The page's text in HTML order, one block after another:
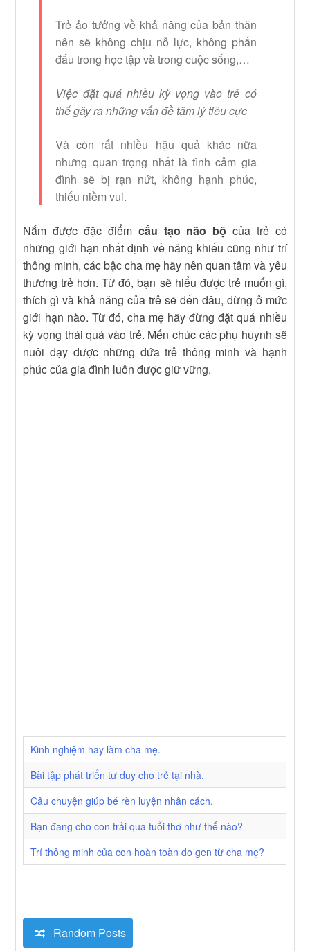
Trẻ ảo tưởng về khả năng của bản thân
nên sẽ không chịu nỗ lực, không phấn
đấu trong học tập và trong cuộc sống,…
Việc đặt quá nhiều kỳ vọng vào trẻ có
thể gây ra những vấn đề tâm lý tiêu cực
Và còn rất nhiều hậu quả khác nữa
nhưng quan trọng nhất là tình cảm gia
đình sẽ bị rạn nứt, không hạnh phúc,
thiếu niềm vui.
Nắm được đặc điểm cấu tạo não bộ của trẻ có
những giới hạn nhất định về năng khiếu cũng như trí
thông minh, các bậc cha mẹ hãy nên quan tâm và yêu
thương trẻ hơn. Từ đó, bạn sẽ hiểu được trẻ muốn gì,
thích gì và khả năng của trẻ sẽ đến đâu, dừng ở mức
giới hạn nào. Từ đó, cha mẹ hãy đừng đặt quá nhiều
kỳ vọng thái quá vào trẻ. Mến chúc các phụ huynh sẽ
nuôi dạy được những đứa trẻ thông minh và hạnh
phúc của gia đình luôn được giữ vững.
Kinh nghiệm hay làm cha mẹ.
Bài tập phát triển tư duy cho trẻ tại nhà.
Câu chuyện giúp bé rèn luyện nhân cách.
Bạn đang cho con trải qua tuổi thơ như thế nào?
Trí thông minh của con hoàn toàn do gen từ cha mẹ?
Random Posts